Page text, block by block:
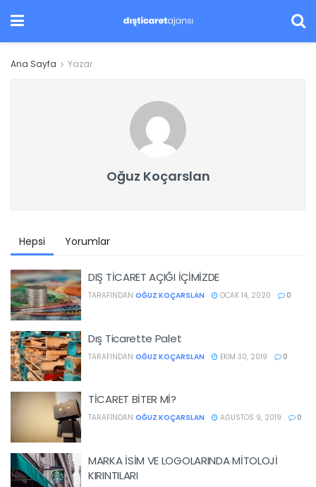
Ana Sayfa Yazar
Oğuz Koçarslan
Hepsi Yorumlar
DIŞ TİCARET AÇIĞI İÇİMİZDE
TARAFINDAN OĞUZ KOÇARSLAN OCAK 14, 2020 0
Dış Ticarette Palet
TARAFINDAN OĞUZ KOÇARSLAN EKIM 30, 2019 0
TİCARET BİTER Mİ?
TARAFINDAN OĞUZ KOÇARSLAN AĞUSTOS 9, 2019 0
MARKA İSİM VE LOGOLARINDA MİTOLOJİ
KIRINTILARI